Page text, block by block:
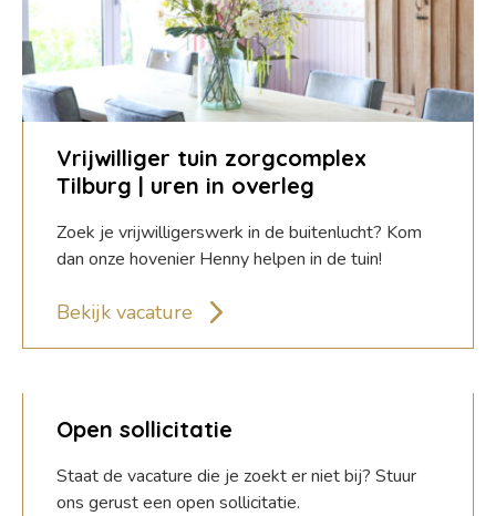
Vrijwilliger tuin zorgcomplex
Tilburg | uren in overleg
Zoek je vrijwilligerswerk in de buitenlucht? Kom
dan onze hovenier Henny helpen in de tuin!
Bekijk vacature
Open sollicitatie
Staat de vacature die je zoekt er niet bij? Stuur
ons gerust een open sollicitatie.